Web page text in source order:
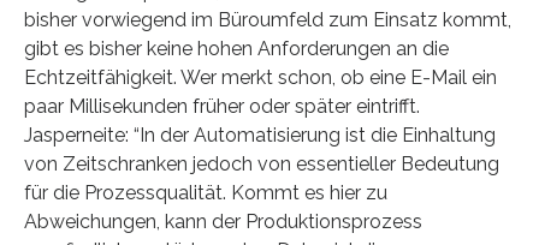
bisher vorwiegend im Büroumfeld zum Einsatz kommt,
gibt es bisher keine hohen Anforderungen an die
Echtzeitfähigkeit. Wer merkt schon, ob eine E-Mail ein
paar Millisekunden früher oder später eintrifft.
Jasperneite: “In der Automatisierung ist die Einhaltung
von Zeitschranken jedoch von essentieller Bedeutung
für die Prozessqualität. Kommt es hier zu
Abweichungen, kann der Produktionsprozess